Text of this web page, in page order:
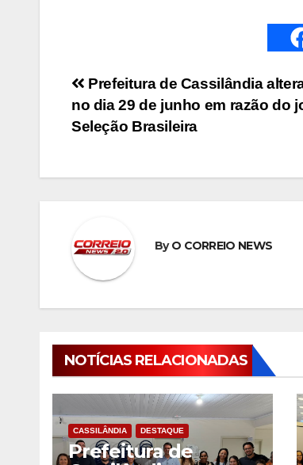
Navegação
de
Prefeitura de Cassilândia
no dia 29 de junho em razão do
Seleção Brasileira
ByO CORREIO NEWS
NOTÍCIAS RELACIONADAS
CASSILÂNDIA DESTAQUE
Prefeitura de